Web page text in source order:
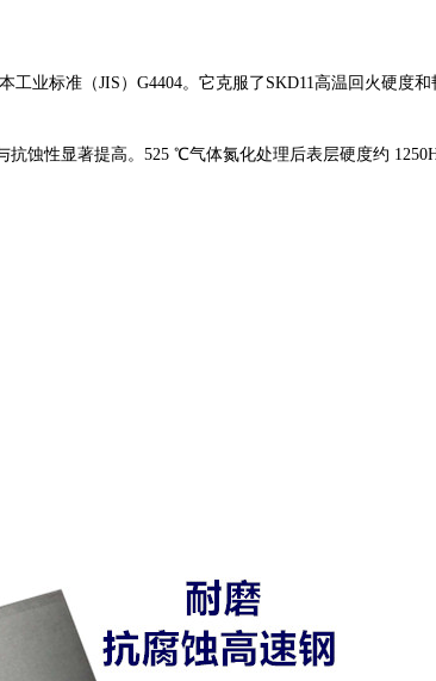
业标准（JIS）G4404。它克服了SKD11高温回火硬度
蚀性显著提高。525 ℃气体氮化处理后表层硬度约